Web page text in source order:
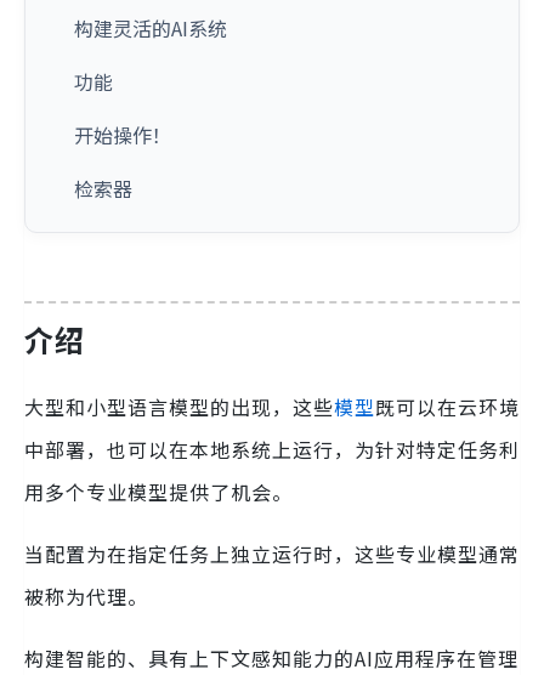
构建灵活的AI系统
功能
开始操作！
检索器
介绍
大型和小型语言模型的出现，这些模型既可以在云环境
中部署，也可以在本地系统上运行，为针对特定任务利
用多个专业模型提供了机会。
当配置为在指定任务上独立运行时，这些专业模型通常
被称为代理。
构建智能的、具有上下文感知能力的AI应用程序在管理